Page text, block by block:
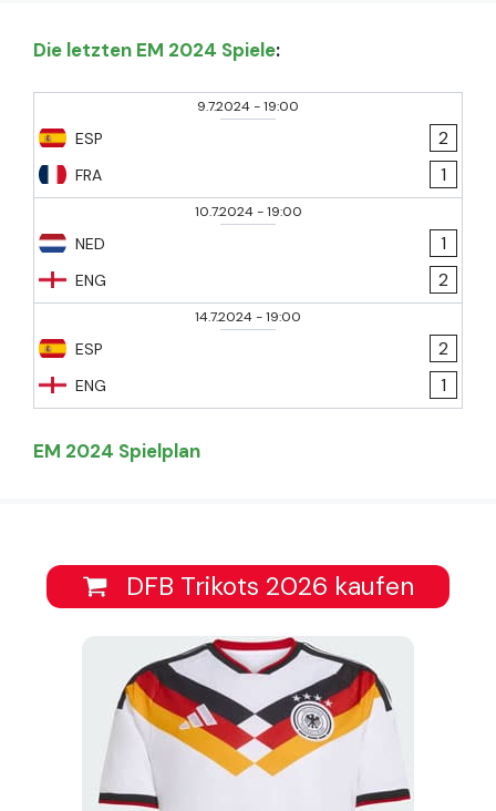
Die letzten EM 2024 Spiele:
9.7.2024-19:00
ESP
FRA
2
1
10.7.2024-19:00
NED
ENG
1
2
14.7.2024-19:00
ESP
ENG
2
1
EM 2024 Spielplan
DFB Trikots 2026 kaufen